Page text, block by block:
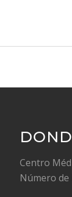
Centro
Número de